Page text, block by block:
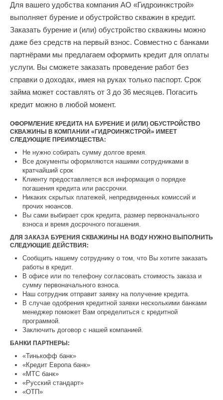
Для вашего удобства компания АО «Гидроинжстрой»
выполняет бурение и обустройство скважин в кредит.
Заказать бурение и (или) обустройство скважины можно
даже без средств на первый взнос. Совместно с банками
партнёрами мы предлагаем оформить кредит для оплаты
услуги. Вы сможете заказать проведение работ без
справки о доходах, имея на руках только паспорт. Срок
займа может составлять от 3 до 36 месяцев. Погасить
кредит можно в любой момент.
ОФОРМЛЕНИЕ КРЕДИТА НА БУРЕНИЕ И (ИЛИ) ОБУСТРОЙСТВО
СКВАЖИНЫ В КОМПАНИИ «ГИДРОИНЖСТРОЙ» ИМЕЕТ
СЛЕДУЮЩИЕ ПРЕИМУЩЕСТВА:
Не нужно собирать сумму долгое время.
Все документы оформляются нашими сотрудниками в
кратчайший срок
Клиенту предоставляется вся информация о порядке
погашения кредита или рассрочки.
Никаких скрытых платежей, непредвиденных комиссий и
прочих нюансов.
Вы сами выбирает срок кредита, размер первоначального
взноса и время досрочного погашения.
ДЛЯ ЗАКАЗА БУРЕНИЯ СКВАЖИНЫ НА ВОДУ НУЖНО ВЫПОЛНИТЬ
СЛЕДУЮЩИЕ ДЕЙСТВИЯ:
Сообщить нашему сотруднику о том, что Вы хотите заказать
работы в кредит.
В офисе или по телефону согласовать стоимость заказа и
сумму первоначального взноса.
Наш сотрудник отправит заявку на получение кредита.
В случае одобрения кредитной заявки несколькими банками
менеджер поможет Вам определиться с кредитной
программой.
Заключить договор с нашей компанией.
БАНКИ ПАРТНЕРЫ:
«Тинькофф банк»
«Кредит Европа банк»
«МТС банк»
«Русский стандарт»
«ОТП»